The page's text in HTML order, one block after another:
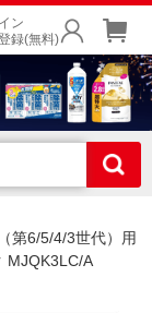
ン
録(無料)
第6/5/4/3世代）用
MJQK3LC/A